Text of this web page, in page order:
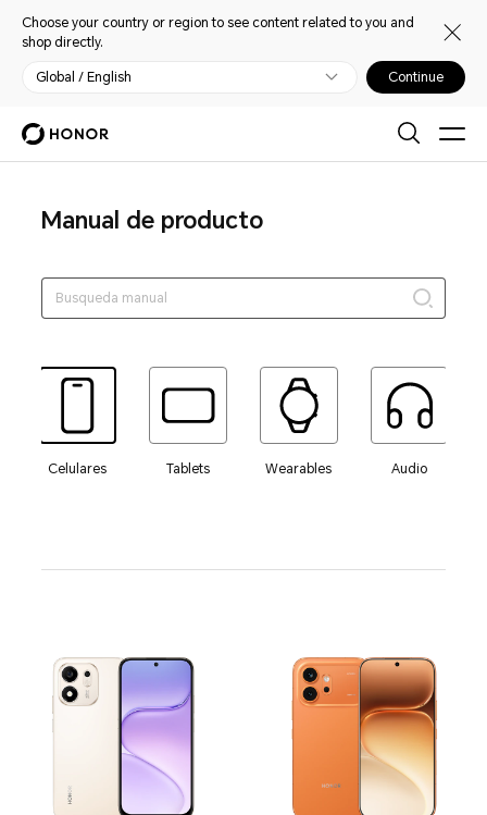
Choose your country or region to see content related to you and
shop directly.
Global / English Continue
Manual de producto
Celulares Tablets Wearables Audio